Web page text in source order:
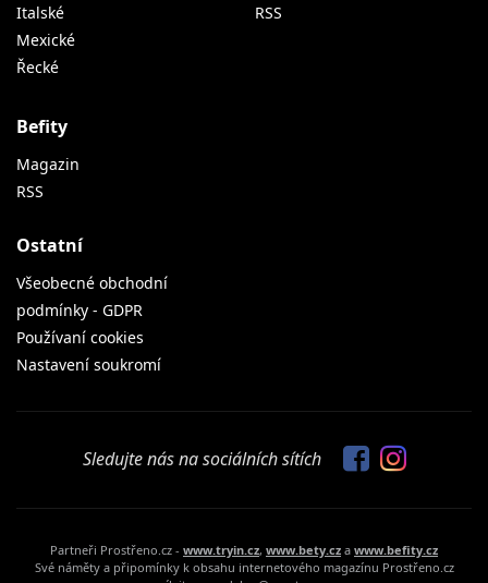
Italské
Mexické
Řecké
RSS
Befity
Magazin
RSS
Ostatní
Všeobecné obchodní
podmínky - GDPR
Používaní cookies
Nastavení soukromí
Sledujte nás na sociálních sítích
Partneři Prostřeno.cz - www.tryin.cz, www.bety.cz a www.befity.cz
Své náměty a připomínky k obsahu internetového magazínu Prostřeno.cz